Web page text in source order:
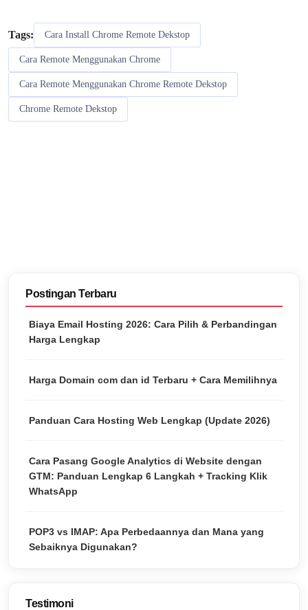
Tags: Cara Install Chrome Remote Dekstop
Cara Remote Menggunakan Chrome
Cara Remote Menggunakan Chrome Remote Dekstop
Chrome Remote Dekstop
Postingan Terbaru
Biaya Email Hosting 2026: Cara Pilih & Perbandingan
Harga Lengkap
Harga Domain com dan id Terbaru + Cara Memilihnya
Panduan Cara Hosting Web Lengkap (Update 2026)
Cara Pasang Google Analytics di Website dengan
GTM: Panduan Lengkap 6 Langkah + Tracking Klik
WhatsApp
POP3 vs IMAP: Apa Perbedaannya dan Mana yang
Sebaiknya Digunakan?
Testimoni